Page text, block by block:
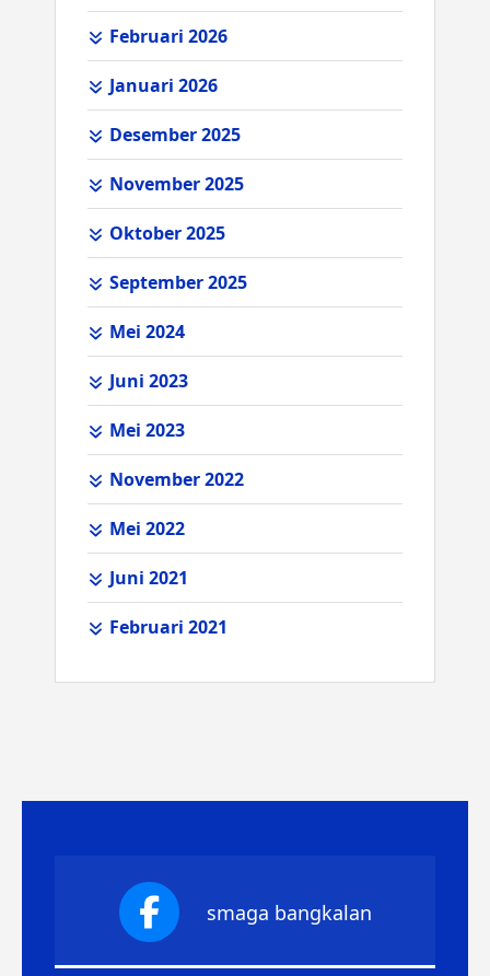
Februari 2026
Januari 2026
Desember 2025
November 2025
Oktober 2025
September 2025
Mei 2024
Juni 2023
Mei 2023
November 2022
Mei 2022
Juni 2021
Februari 2021
smaga bangkalan